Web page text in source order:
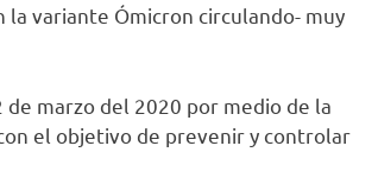
variante Ómicron circulando- muy
marzo del 2020 por medio de la
el objetivo de prevenir y controlar